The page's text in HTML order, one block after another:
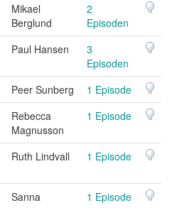
Mikael
Berglund
2
Episoden
Paul Hansen
3
Episoden
Peer Sunberg
1 Episode
Rebecca
Magnusson
1 Episode
Ruth Lindvall 1 Episode
Sanna 1 Episode